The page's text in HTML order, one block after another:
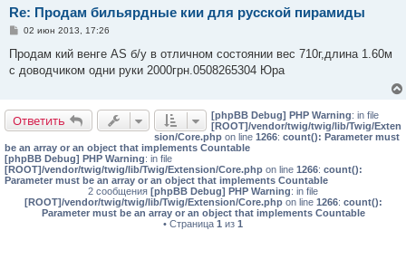
Re: Продам бильярдные кии для русской пирамиды
С
о
щ
е
02 июн 2013, 17:26
Продам кий венге AS б/у в отличном состоянии вес 710г,длина 1.60м
с доводчиком одни руки 2000грн.0508265304 Юра
Ответить [phpBB Debug] PHP Warning: in file
[ROOT]/vendor/twig/twig/lib/Twig/Exten
sion/Core.php on line 1266: count(): Parameter must
be an array or an object that implements Countable
[phpBB Debug] PHP Warning: in file
[ROOT]/vendor/twig/twig/lib/Twig/Extension/Core.php on line 1266: count():
Parameter must be an array or an object that implements Countable
2 сообщения [phpBB Debug] PHP Warning: in file
[ROOT]/vendor/twig/twig/lib/Twig/Extension/Core.phpon line 1266: count():
Parameter must be an array or an object that implements Countable
• Страница 1 из 1